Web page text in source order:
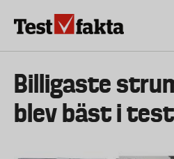
Huvudmeny
ny
Billigaste
blev bäst i test